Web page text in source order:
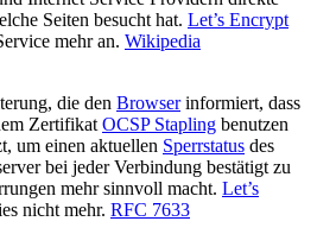
Seiten besucht hat. Let’s Encrypt
mehr an. Wikipedia
die den Browserinformiert, dass
Zertifikat OCSP Stapling benutzen
um einen aktuellen Sperrstatus des
bei jeder Verbindung bestätigt zu
mehr sinnvoll macht. Let’s
nicht mehr. RFC 7633